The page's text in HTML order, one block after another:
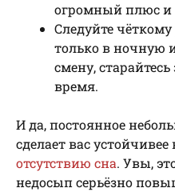
огромный плюс и
Следуйте
только в ночную
смену,
время.
И да, постоянное
сделает вас
отсутствию сна. Увы,
недосып серьёзно